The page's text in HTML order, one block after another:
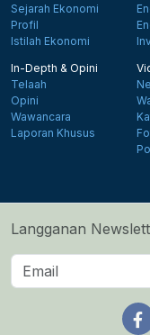
Sejarah Ekonomi
Profil
Istilah Ekonomi
In-Depth & Opini
Telaah
Opini
Wawancara
Laporan Khusus
Langganan